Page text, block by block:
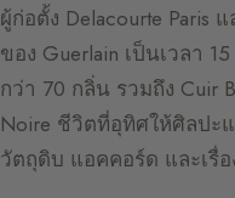
ผู้ก่อตั้ง Delacourte Paris
ของ Guerlain เป็นเวลา
กว่า 70 กลิ่น รวมถึง Cuir
Noire ชีวิตที่อุทิศให้ศิลปะ
วัตถุดิบ แอคคอร์ด และเรื่อ